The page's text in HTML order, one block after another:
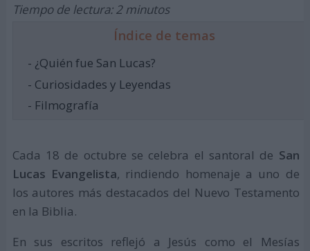
Tiempo de lectura: 2 minutos
Índice de temas
- ¿Quién fue San Lucas?
- Curiosidades y Leyendas
- Filmografía
Cada 18 de octubre se celebra el santoral de San
Lucas Evangelista, rindiendo homenaje a uno de
los autores más destacados del Nuevo Testamento
en la Biblia.
En sus escritos reflejó a Jesús como el Mesías